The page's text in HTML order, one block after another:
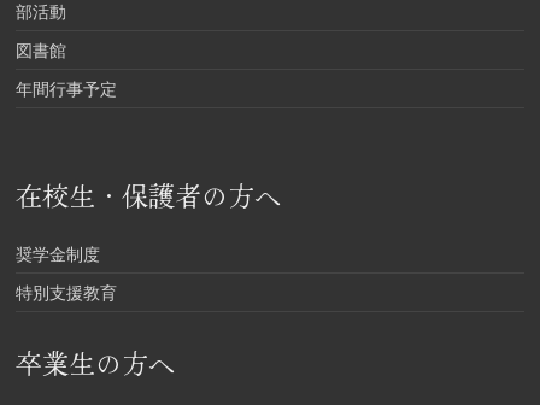
部活動
図書館
年間行事予定
在校生・保護者の方へ
奨学金制度
特別支援教育
卒業生の方へ